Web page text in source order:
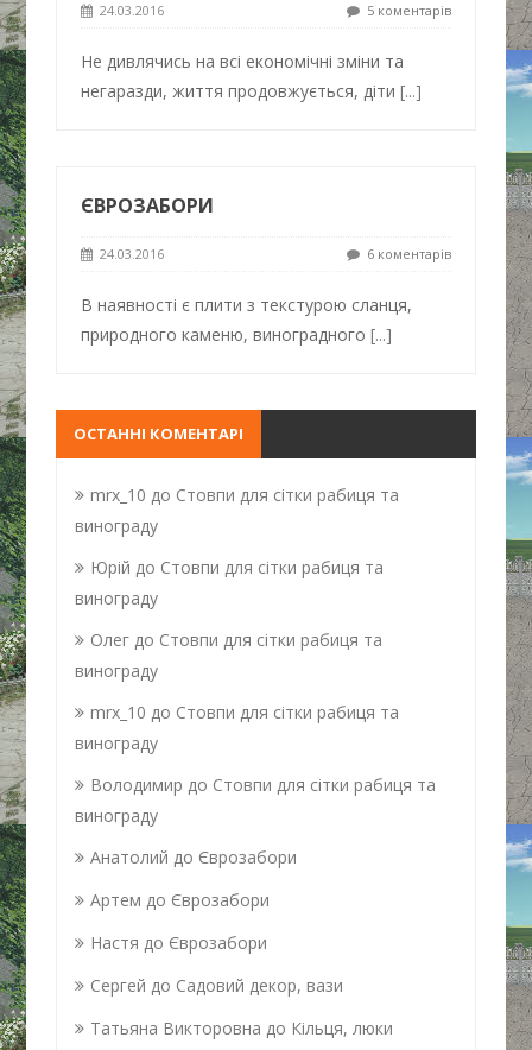
24.03.2016 5 коментарів
Не дивлячись на всі економічні зміни та
негаразди, життя продовжується, діти[...]
ЄВРОЗАБОРИ
24.03.2016 6 коментарів
В наявності є плити з текстурою сланця,
природного каменю, виноградного[...]
ОСТАННІ КОМЕНТАРІ
mrx_10 до Стовпи для сітки рабиця та
винограду
Юрій до Стовпи для сітки рабиця та
винограду
Олег до Стовпи для сітки рабиця та
винограду
mrx_10 до Стовпи для сітки рабиця та
винограду
Володимир до Стовпи для сітки рабиця та
винограду
Анатолий до Єврозабори
Артем до Єврозабори
Настя до Єврозабори
Сергей до Садовий декор, вази
Татьяна Викторовна до Кільця, люки